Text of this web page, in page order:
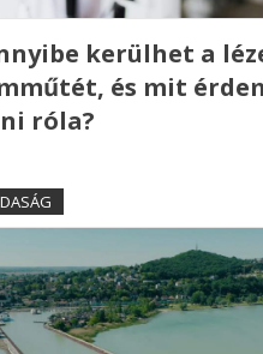
kerülhet a
és mit
róla?